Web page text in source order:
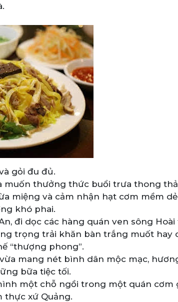
gỏi đu đủ.
muốn thưởng thức buổi trưa thong thả
miệng và cảm nhận hạt cơm mềm
khó phai.
đi dọc các hàng quán ven sông
trọng trải khăn bàn trắng muốt hay
“thượng phong”.
mang nét bình dân mộc mạc,
bữa tiệc tối.
một chỗ ngồi trong một quán cơm
thực xứ Quảng.